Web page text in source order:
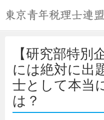
【研究部特別
には絶対に出
士として本当
は？